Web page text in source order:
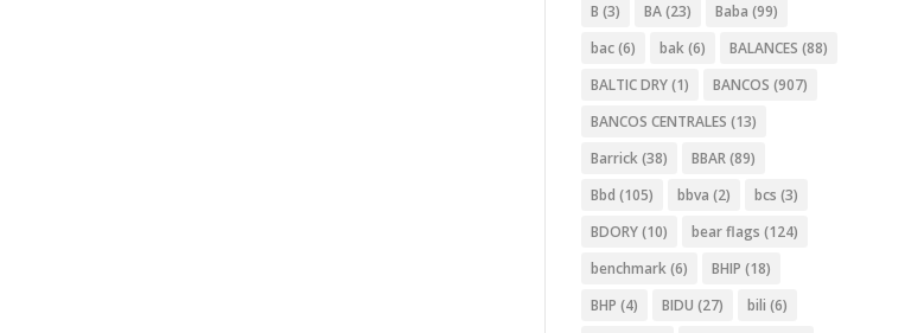
B (3) BA(23) Baba (99)
bac(6) bak(6) BALANCES (88)
BALTIC DRY(1) BANCOS (907)
BANCOS CENTRALES (13)
Barrick(38) BBAR(89)
Bbd (105) bbva (2) bcs (3)
BDORY(10) bear flags (124)
benchmark(6) BHIP (18)
BHP (4) BIDU (27) bili (6)